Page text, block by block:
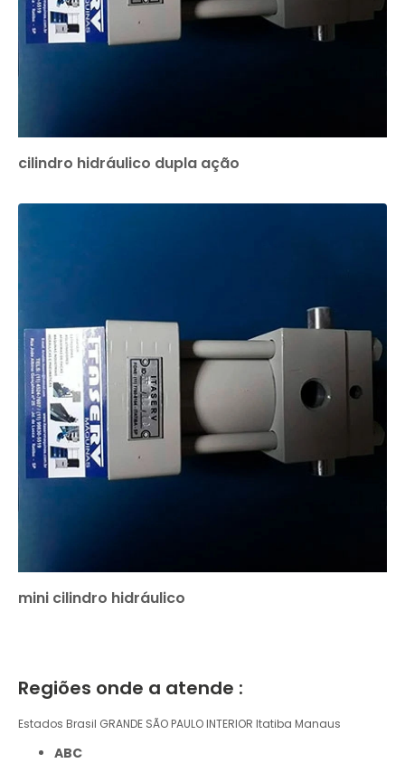
cilindro hidráulico dupla ação
mini cilindro hidráulico
Regiões onde a atende :
Estados Brasil GRANDE SÃO PAULO INTERIOR Itatiba Manaus
ABC